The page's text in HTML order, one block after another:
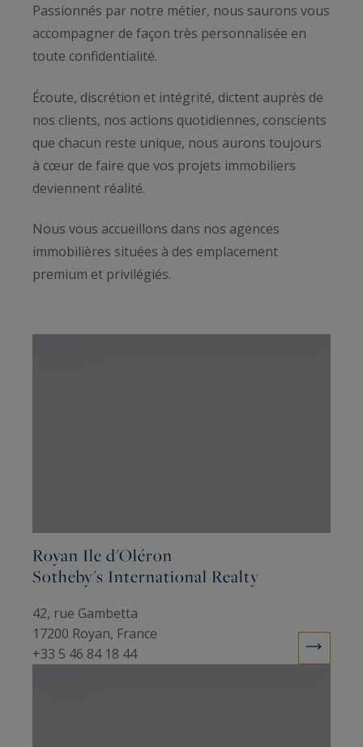
Passionnés par notre métier, nous saurons vous
accompagner de façon très personnalisée en
toute confidentialité.
Écoute, discrétion et intégrité, dictent auprès de
nos clients, nos actions quotidiennes, conscients
que chacun reste unique, nous aurons toujours
à cœur de faire que vos projets immobiliers
deviennent réalité.
Nous vous accueillons dans nos agences
immobilières situées à des emplacement
premium et privilégiés.
Royan Ile d'Oléron
Sotheby's International Realty
42, rue Gambetta
17200 Royan, France
+33 5 46 84 18 44